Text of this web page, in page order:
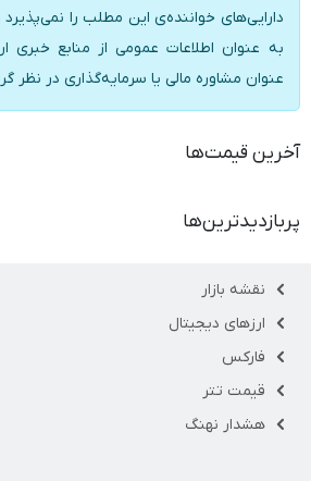
دارایی‌های خواننده‌ی این مطلب را نمی‌پذیرد
به عنوان اطلاعات عمومی از منابع خبری
عنوان مشاوره مالی یا سرمایه‌گذاری در نظر
آخرین قیمت‌ها
پربازدیدترین‌ها
نقشه بازار
ارزهای دیجیتال
فارکس
قیمت تتر
هشدار نهنگ